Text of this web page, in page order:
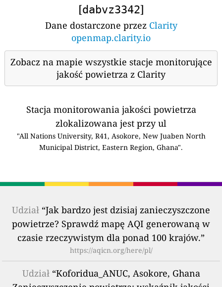
[dabvz3342]
Dane dostarczone przez Clarity
openmap.clarity.io
Zobacz na mapie wszystkie stacje monitorujące
jakość powietrza z Clarity
Stacja monitorowania jakości powietrza
zlokalizowana jest przy ul
"All Nations University, R41, Asokore, New Juaben North
Municipal District, Eastern Region, Ghana".
Udział “Jak bardzo jest dzisiaj zanieczyszczone
powietrze? Sprawdź mapę AQI generowaną w
czasie rzeczywistym dla ponad 100 krajów.”
https://aqicn.org/here/pl/
Udział“Koforidua_ANUC, Asokore, Ghana